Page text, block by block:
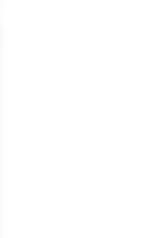
aos favoritos